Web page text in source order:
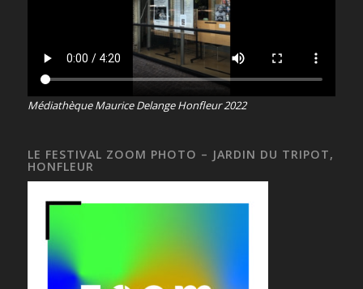
Médiathèque Maurice Delange Honfleur 2022
LE FESTIVAL ZOOM PHOTO – JARDIN DU TRIPOT,
HONFLEUR